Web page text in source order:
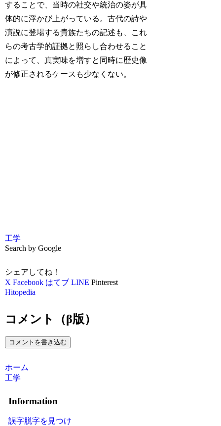
することで、当時の社交や統治の姿が具
体的に浮かび上がっている。古代の詩や
演説に登場する貴族たちの記述も、これ
らの考古学的証拠と照らし合わせること
によって、真実味を増すと同時に歴史像
が修正されるケースも少なくない。
工学
Search by Google
シェアしてね！
X Facebook はてブ LINE Pinterest
Hitopedia
コメント（β版）
コメントを書き込む
ホーム
工学
Information
誤字脱字を見つけ